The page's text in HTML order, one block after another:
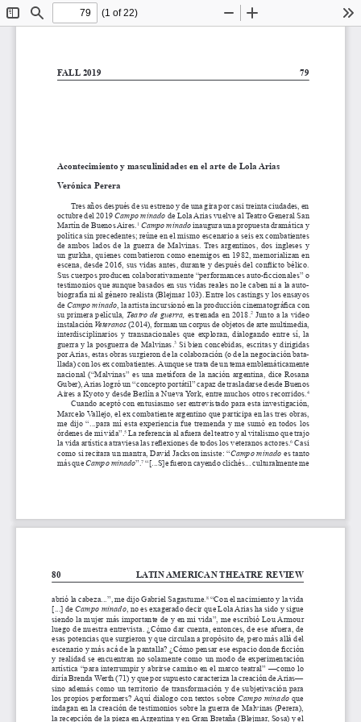
ToggleFind
(1 of 22)
Zoom
FALL 2019 79
Acontecimiento y masculinidades en el arte de Lola Arias
Verónica Perera
Tres años después de su estreno y de una gira por casi treinta ciudades, en
octubre del 2019 Campo minado de Lola Arias vuelve al Teatro General San
Martín de Buenos Aires.
1 Campo minado inaugura una propuesta dramática y
política sin precedentes; reúne en el mismo escenario a seis ex combatientes
de  ambos  lados  de  la  guerra  de  Malvinas.  Tres  argentinos,  dos  ingleses  y
un gurkha, quienes combatieron como enemigos en 1982, memorializan en
escena, desde 2016, sus vidas antes, durante y después del conflicto bélico.
Sus cuerpos producen colaborativamente “performances auto-ficcionales” o
testimonios que aunque basados en sus vidas reales no le caben ni a la auto-
biografía ni al género realista (Blejmar 103). Entre los castings y los ensayos
de Campo minado , la artista incursionó en la producción cinematográfica con
su primera película, Teatro de guerra, estrenada en 2018.2
Junto a la video
instalación Veteranos (2014), forman un corpus de objetos de arte multimedia,
interdisciplinarios  y  transnacionales  que  exploran,  dialogando  entre  sí,  la
guerra y la posguerra de Malvinas.3 Si bien concebidas, escritas y dirigidas
por Arias, estas obras surgieron de la colaboración (o de la negociación bata-
llada) con los ex combatientes. Aunque se trata de un tema emblemáticamente
nacional (“Malvinas” es una metáfora de la nación argentina, dice Rosana
Guber), Arias logró un “concepto portátil” capaz de trasladarse desde Buenos
Aires a Kyoto y desde Berlín a Nueva York, entre muchos otros recorridos. 4
Cuando aceptó con entusiasmo ser entrevistado para esta investigación,
Marcelo Vallejo, el ex combatiente argentino que participa en las tres obras,
me dijo “...para mí esta experiencia fue tremenda y me sumó en todos los
órdenes de mi vida”.5 La referencia al afuera del teatro y al vitalismo que trajo
la vida artística atraviesa las reflexiones de todos los veteranos actores.6 Casi
como si recitara un mantra, David Jackson insiste: “Campo minado es tanto
más que Campo minado”.7 “[...S]e fueron cayendo clichés... culturalmente me
80 LATIN AMERICAN THEATRE REVIEW
abrió la cabeza...”, me dijo Gabriel Sagastume. 8 “Con el nacimiento y la vida
[...] de Campo minado, no es exagerado decir que Lola Arias ha sido y sigue
siendo la mujer más importante de y en mi vida”, me escribió Lou Armour
luego de nuestra entrevista. ¿Cómo dar cuenta, entonces, de ese afuera, de
esas potencias que surgieron y que circulan a propósito de, pero más allá del
escenario y más acá de la pantalla? ¿Cómo pensar ese espacio donde ficción
y realidad se encuentran no solamente como un modo de experimentación
artística “para interrumpir y abrirse camino en el marco teatral” —como lo
diría Brenda Werth (71) y que por supuesto caracteriza la creación de Arias—
sino además como un territorio de transformación y de subjetivación para
los propios performers? Aquí dialogo con textos sobre Campo minado que
indagan en la creación de testimonios sobre la guerra de Malvinas (Perera),
la recepción de la pieza en Argentina y en Gran Bretaña (Blejmar, Sosa) y el